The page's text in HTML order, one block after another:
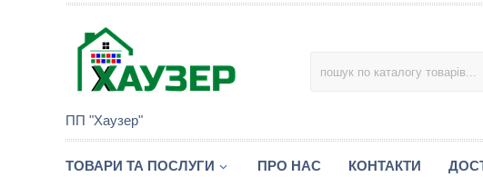
ПП "Хаузер"
ТОВАРИ ТА ПОСЛУГИ ПРО НАС КОНТАКТИ